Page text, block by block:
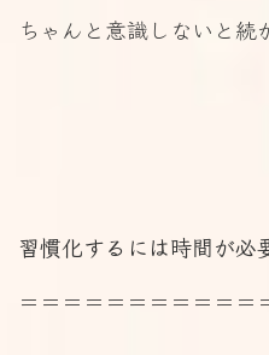
ちゃんと意識しないと続
習慣化するには時間が必
＝＝＝＝＝＝＝＝＝＝＝